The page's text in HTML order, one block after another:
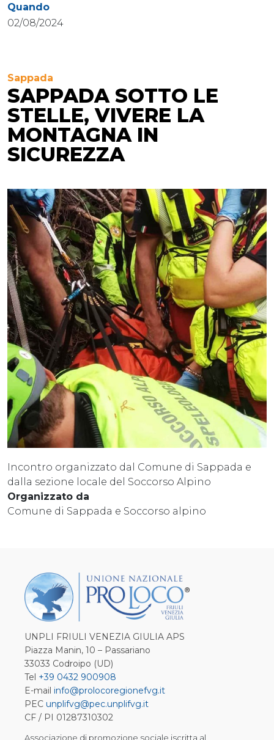
Quando
02/08/2024
Sappada
SAPPADA SOTTO LE
STELLE, VIVERE LA
MONTAGNA IN
SICUREZZA
Incontro organizzato dal Comune di Sappada e
dalla sezione locale del Soccorso Alpino
Organizzato da
Comune di Sappada e Soccorso alpino
UNPLI FRIULI VENEZIA GIULIA APS
Piazza Manin, 10 – Passariano
33033 Codroipo (UD)
Tel +39 0432 900908
E-mail info@prolocoregionefvg.it
PEC unplifvg@pec.unplifvg.it
CF / PI 01287310302
Associazione di promozione sociale iscritta al